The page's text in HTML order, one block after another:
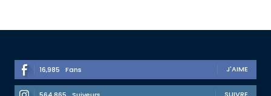
16,985 Fans J'AIME
SUIVRE